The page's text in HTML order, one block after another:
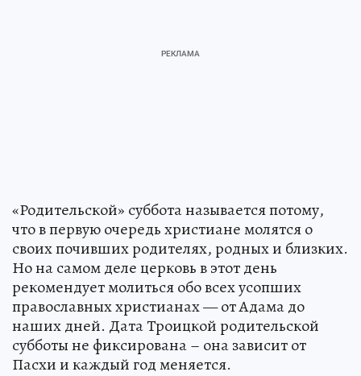
«Родительской» суббота называется потому,
что в первую очередь христиане молятся о
своих почивших родителях, родных и близких.
Но на самом деле церковь в этот день
рекомендует молиться обо всех усопших
православных христианах — от Адама до
наших дней. Дата Троицкой родительской
субботы не фиксирована – она зависит от
Пасхи и каждый год меняется.